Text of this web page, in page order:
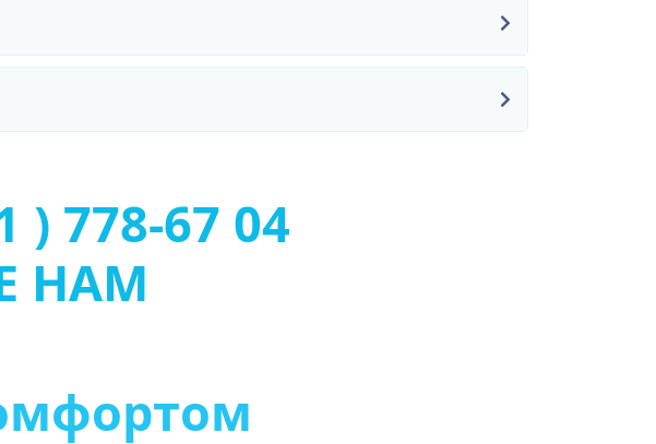
778-67 04
НАМ
мфортом